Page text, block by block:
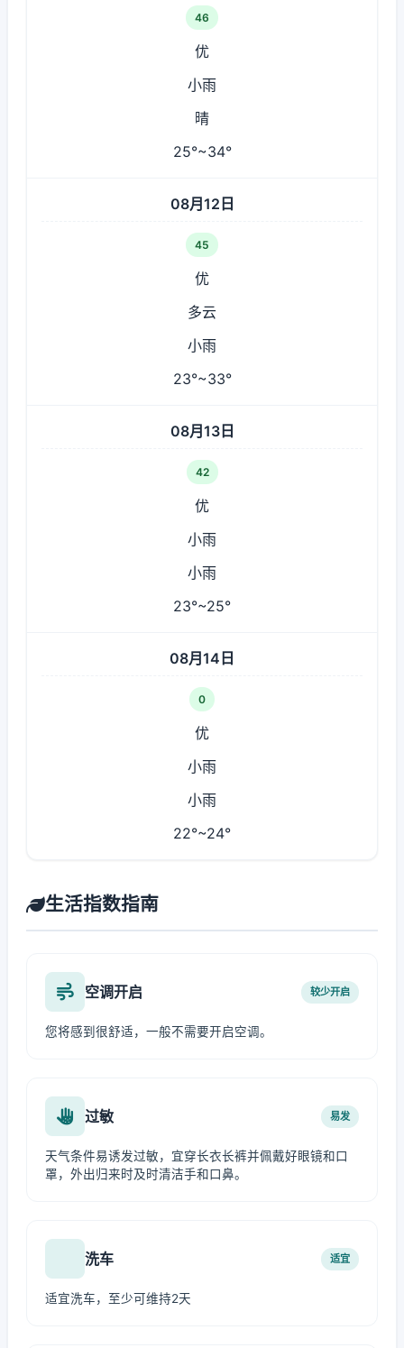
46
优
小雨
晴
25°~34°
08月12日
45
优
多云
小雨
23°~33°
08月13日
42
优
小雨
小雨
23°~25°
08月14日
0
优
小雨
小雨
22°~24°
生活指数指南
空调开启 较少开启
您将感到很舒适，一般不需要开启空调。
过敏 易发
天气条件易诱发过敏，宜穿长衣长裤并佩戴好眼镜和口
罩，外出归来时及时清洁手和口鼻。
洗车 适宜
适宜洗车，至少可维持2天